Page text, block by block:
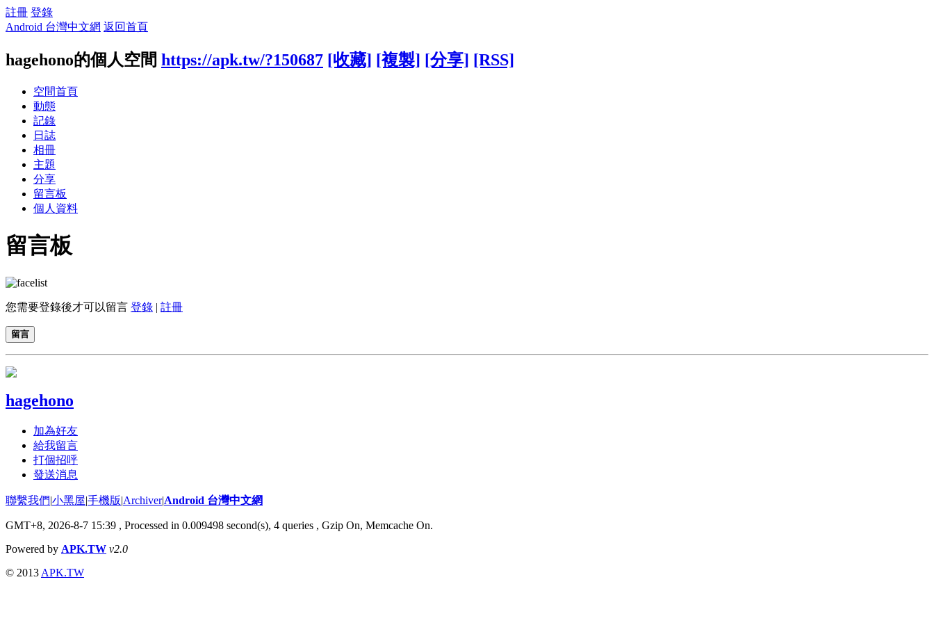
註冊 登錄
Android 台灣中文網 返回首頁
hagehono的個人空間 https://apk.tw/?150687 [收藏] [複製] [分享] [RSS]
空間首頁
動態
記錄
日誌
相冊
主題
分享
留言板
個人資料
留言板
您需要登錄後才可以留言 登錄 | 註冊
留言
hagehono
加為好友
給我留言
打個招呼
發送消息
聯繫我們|小黑屋|手機版|Archiver|Android 台灣中文網
GMT+8, 2026-8-7 15:39 , Processed in 0.009498 second(s), 4 queries , Gzip On, Memcache On.
Powered by APK.TW v2.0
© 2013 APK.TW